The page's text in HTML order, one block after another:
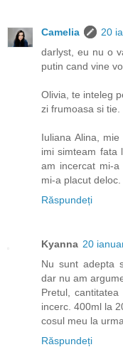
Camelia
20
darlyst, eu nu o
putin cand vine
Olivia, te inteleg
zi frumoasa si tie.
Iuliana Alina,
imi simteam fata
am incercat mi-
mi-a placut deloc.
Răspundeți
Kyanna 20
Nu sunt adepta
dar nu am
Pretul,
incerc. 400ml la
cosul meu la
Răspundeți